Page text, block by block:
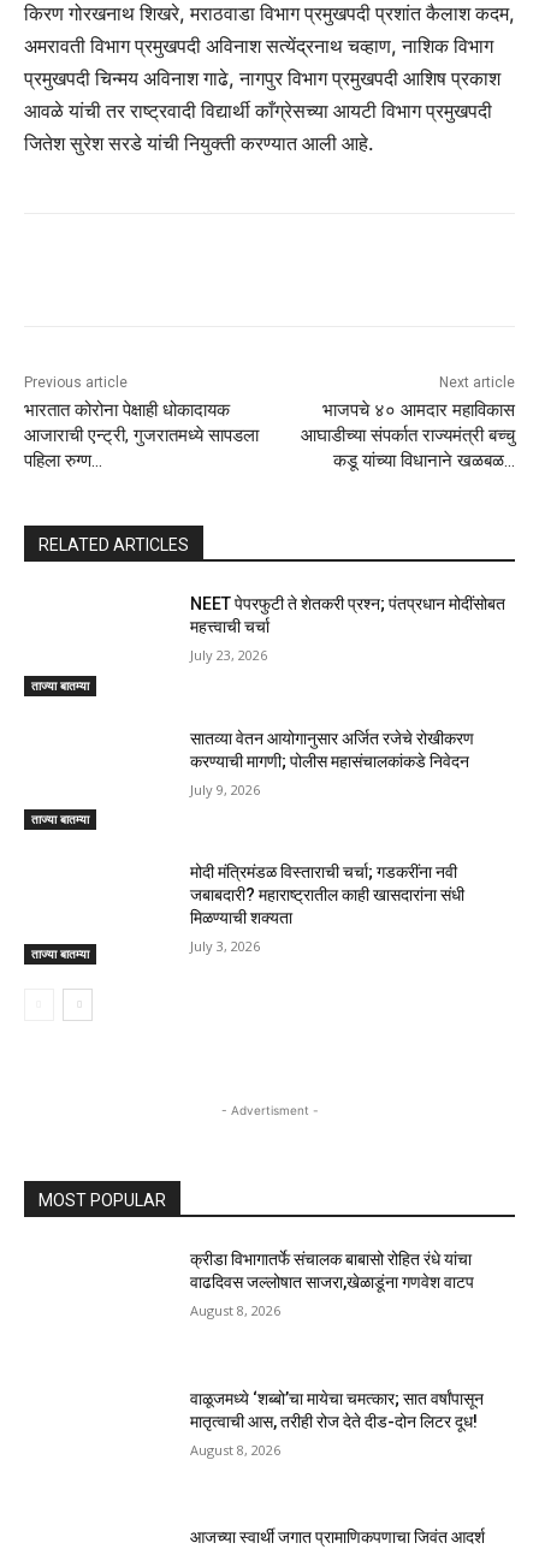
किरण गोरखनाथ शिखरे, मराठवाडा विभाग प्रमुखपदी प्रशांत कैलाश कदम,
अमरावती विभाग प्रमुखपदी अविनाश सत्येंद्रनाथ चव्हाण, नाशिक विभाग
प्रमुखपदी चिन्मय अविनाश गाढे, नागपुर विभाग प्रमुखपदी आशिष प्रकाश
आवळे यांची तर राष्ट्रवादी विद्यार्थी काँग्रेसच्या आयटी विभाग प्रमुखपदी
जितेश सुरेश सरडे यांची नियुक्ती करण्यात आली आहे.
Previous article
भारतात कोरोना पेक्षाही धोकादायक
आजाराची एन्ट्री, गुजरातमध्ये सापडला
पहिला रुग्ण…
Next article
भाजपचे ४० आमदार महाविकास
आघाडीच्या संपर्कात राज्यमंत्री बच्चु
कडू यांच्या विधानाने खळबळ…
RELATED ARTICLES
ताज्या बातम्या
NEET पेपरफुटी ते शेतकरी प्रश्न; पंतप्रधान मोदींसोबत
महत्त्वाची चर्चा
July 23, 2026
ताज्या बातम्या
सातव्या वेतन आयोगानुसार अर्जित रजेचे रोखीकरण
करण्याची मागणी; पोलीस महासंचालकांकडे निवेदन
July 9, 2026
ताज्या बातम्या
मोदी मंत्रिमंडळ विस्ताराची चर्चा; गडकरींना नवी
जबाबदारी? महाराष्ट्रातील काही खासदारांना संधी
मिळण्याची शक्यता
July 3, 2026
- Advertisment -
MOST POPULAR
क्रीडा विभागातर्फे संचालक बाबासो रोहित रंधे यांचा
वाढदिवस जल्लोषात साजरा,खेळाडूंना गणवेश वाटप
August 8, 2026
वाळूजमध्ये ‘शब्बो’चा मायेचा चमत्कार; सात वर्षांपासून
मातृत्वाची आस, तरीही रोज देते दीड-दोन लिटर दूध!
August 8, 2026
आजच्या स्वार्थी जगात प्रामाणिकपणाचा जिवंत आदर्श